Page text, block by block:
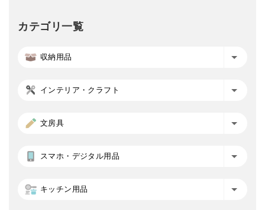
カテゴリ一覧
収納用品
インテリア・クラフト
文房具
スマホ・デジタル用品
キッチン用品